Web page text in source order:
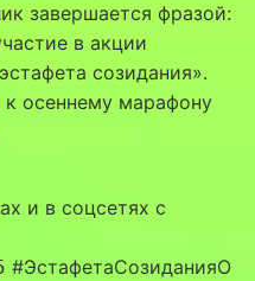
завершается фразой:
в акции
созидания».
осеннему марафону
и в соцсетях с
#ЭстафетаСозиданияО